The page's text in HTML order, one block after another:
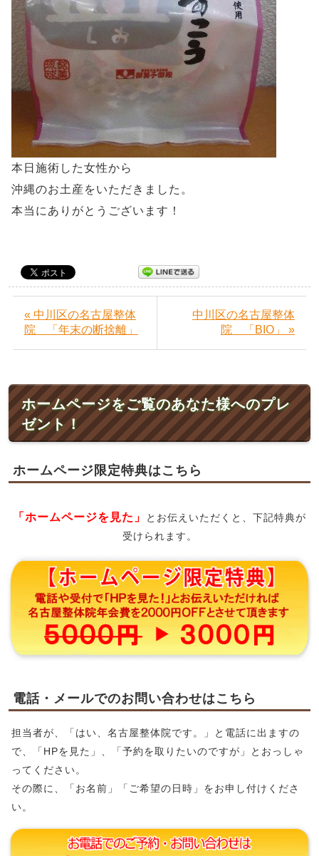
本日施術した女性から
沖縄のお土産をいただきました。
本当にありがとうございます！
« 中川区の名古屋整体
院 「年末の断捨離」
中川区の名古屋整体
院 「BIO」 »
ホームページをご覧のあなた様へのプレ
ゼント！
ホームページ限定特典はこちら
「ホームページを見た」
とお伝えいただくと、下記特典が
受けられます。
電話・メールでのお問い合わせはこちら
担当者が、「はい、名古屋整体院です。」と電話に出ますの
で、「HPを見た」、「予約を取りたいのですが」とおっしゃ
ってください。
その際に、「お名前」「ご希望の日時」をお申し付けくださ
い。